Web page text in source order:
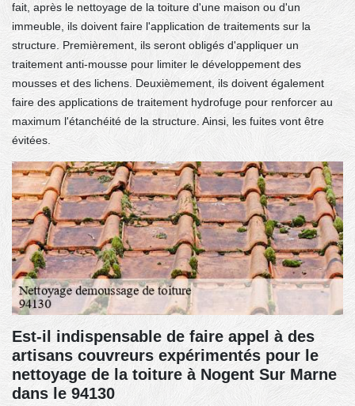
fait, après le nettoyage de la toiture d'une maison ou d'un
immeuble, ils doivent faire l'application de traitements sur la
structure. Premièrement, ils seront obligés d'appliquer un
traitement anti-mousse pour limiter le développement des
mousses et des lichens. Deuxièmement, ils doivent également
faire des applications de traitement hydrofuge pour renforcer au
maximum l'étanchéité de la structure. Ainsi, les fuites vont être
évitées.
Est-il indispensable de faire appel à des
artisans couvreurs expérimentés pour le
nettoyage de la toiture à Nogent Sur Marne
dans le 94130